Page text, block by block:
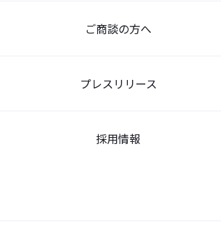
ご商談の方へ
プレスリリース
採用情報